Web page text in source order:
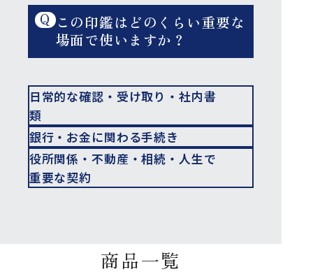
Q この印鑑はどのくらい重要な
場面で使いますか？
日常的な確認・受け取り・社内書
類
銀行・お金に関わる手続き
役所関係・不動産・相続・人生で
重要な契約
商品一覧